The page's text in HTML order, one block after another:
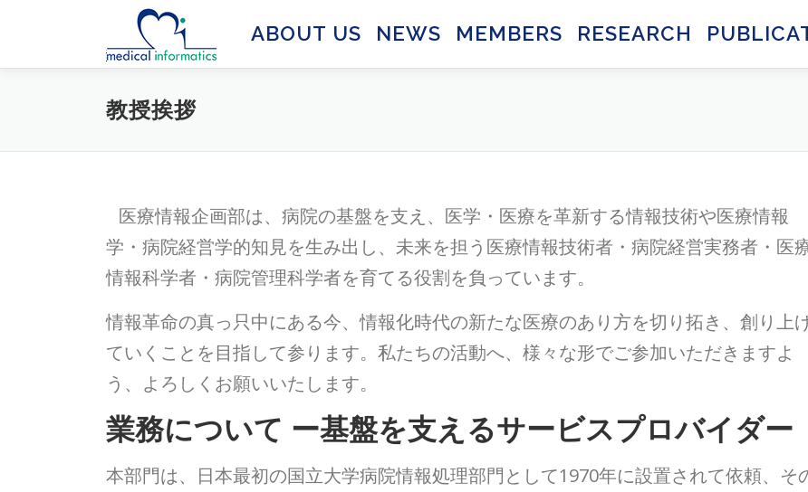
ABOUT US NEWS MEMBERS RESEARCH
教授挨拶
医療情報企画部は、病院の基盤を支え、医学・医療を革新する情報技術や医療情報
学・病院経営学的知見を生み出し、未来を担う医療情報技術者・病院経営実務者・医
情報科学者・病院管理科学者を育てる役割を負っています。
情報革命の真っ只中にある今、情報化時代の新たな医療のあり方を切り拓き、創り上
ていくことを目指して参ります。私たちの活動へ、様々な形でご参加いただきますよ
う、よろしくお願いいたします。
業務について ー基盤を支えるサービスプロバイダー
本部門は、日本最初の国立大学病院情報処理部門として1970年に設置されて依頼、そ